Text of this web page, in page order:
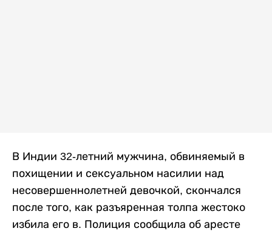
В Индии 32-летний мужчина, обвиняемый в
похищении и сексуальном насилии над
несовершеннолетней девочкой, скончался
после того, как разъяренная толпа жестоко
избила его в. Полиция сообщила об аресте